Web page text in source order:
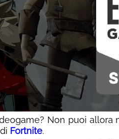
Non puoi allora
Fortnite.